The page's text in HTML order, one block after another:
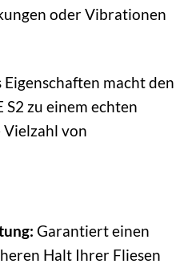
oder Vibrationen
macht den
zu einem echten
von
Garantiert einen
Halt Ihrer Fliesen